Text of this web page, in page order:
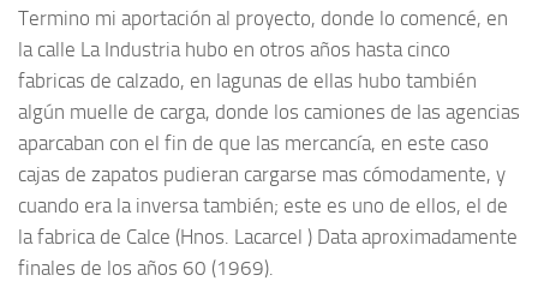
Termino mi aportación al proyecto, donde lo comencé, en
la calle La Industria hubo en otros años hasta cinco
fabricas de calzado, en lagunas de ellas hubo también
algún muelle de carga, donde los camiones de las agencias
aparcaban con el fin de que las mercancía, en este caso
cajas de zapatos pudieran cargarse mas cómodamente, y
cuando era la inversa también; este es uno de ellos, el de
la fabrica de Calce (Hnos. Lacarcel ) Data aproximadamente
finales de los años 60 (1969).